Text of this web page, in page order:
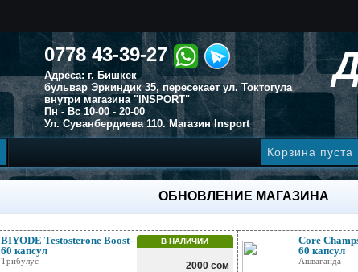
0778 43-39-27
Адреса: г. Бишкек
бульвар Эркиндик 35, пересекает ул. Токтогула
внутри магазина "INSPORT"
Пн - Вс 10-00 - 20-00
Ул. Суванбердиева 110. Магазин Insport
Корзина пуста
ОБНОВЛЕНИЕ МАГАЗИНА
BIYODE Testosterone Boost-
60 капсул
Трибулус
В НАЛИЧИИ
2000 сом
Core
60 капсул
Ашваганда